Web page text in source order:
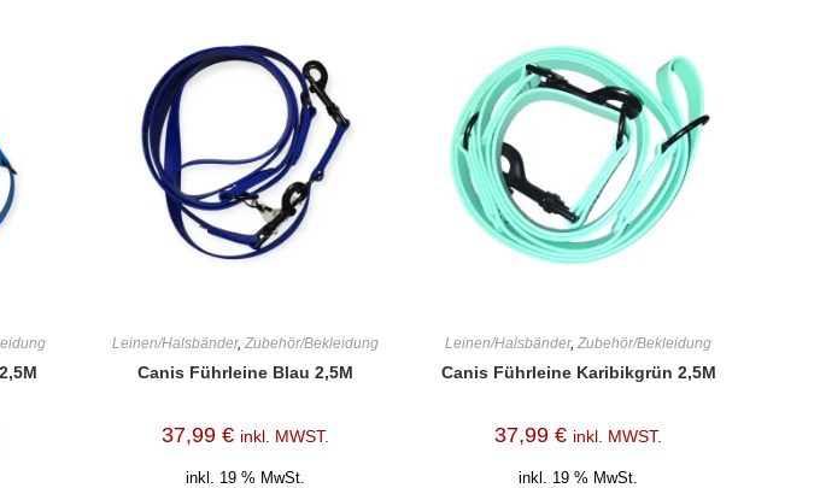
Leinen/Halsbänder, Zubehör/Bekleidung
Canis Führleine Blau 2,5M
37,99 € inkl. MWST.
inkl. 19 % MwSt.
Leinen/Halsbänder,Zubehör/Bekleidung
Canis Führleine Karibikgrün 2,5M
37,99€ inkl. MWST.
inkl. 19 % MwSt.